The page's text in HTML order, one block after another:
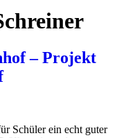
– Projekt
Schüler ein echt guter